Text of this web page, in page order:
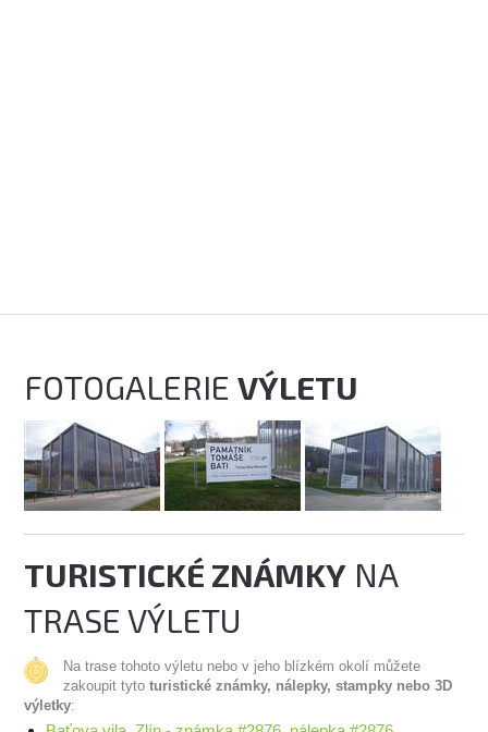
FOTOGALERIEVÝLETU
TURISTICKÉ ZNÁMKY NA
TRASE VÝLETU
Na trase tohoto výletu nebo v jeho blízkém okolí můžete
zakoupit tytoturistické známky, nálepky, stampky nebo 3D
výletky: